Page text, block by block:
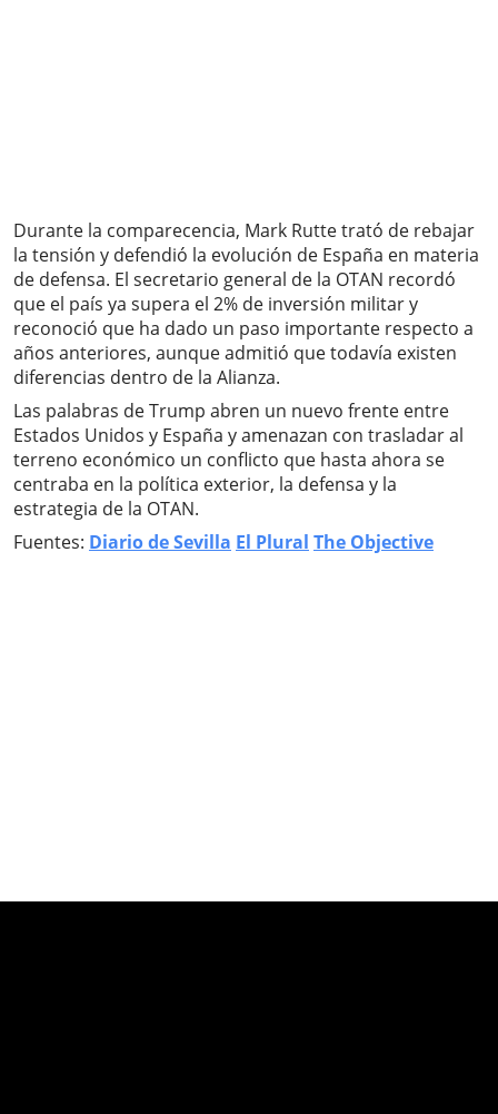
Durante la comparecencia, Mark Rutte trató de rebajar
la tensión y defendió la evolución de España en materia
de defensa. El secretario general de la OTAN recordó
que el país ya supera el 2% de inversión militar y
reconoció que ha dado un paso importante respecto a
años anteriores, aunque admitió que todavía existen
diferencias dentro de la Alianza.
Las palabras de Trump abren un nuevo frente entre
Estados Unidos y España y amenazan con trasladar al
terreno económico un conflicto que hasta ahora se
centraba en la política exterior, la defensa y la
estrategia de la OTAN.
Fuentes: Diario de Sevilla El Plural The Objective